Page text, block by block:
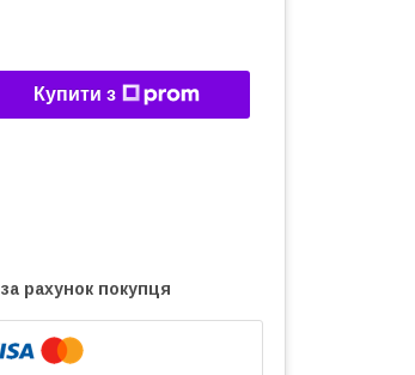
Купити з
за рахунок покупця